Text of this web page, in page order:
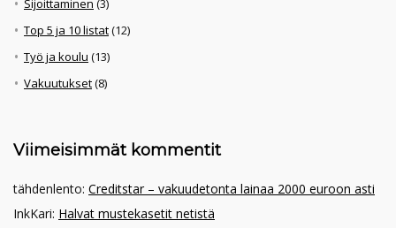
Sijoittaminen (3)
Top 5 ja 10 listat(12)
Työ ja koulu (13)
Vakuutukset(8)
Viimeisimmät kommentit
tähdenlento: Creditstar – vakuudetonta lainaa 2000 euroon asti
InkKari: Halvat mustekasetit netistä